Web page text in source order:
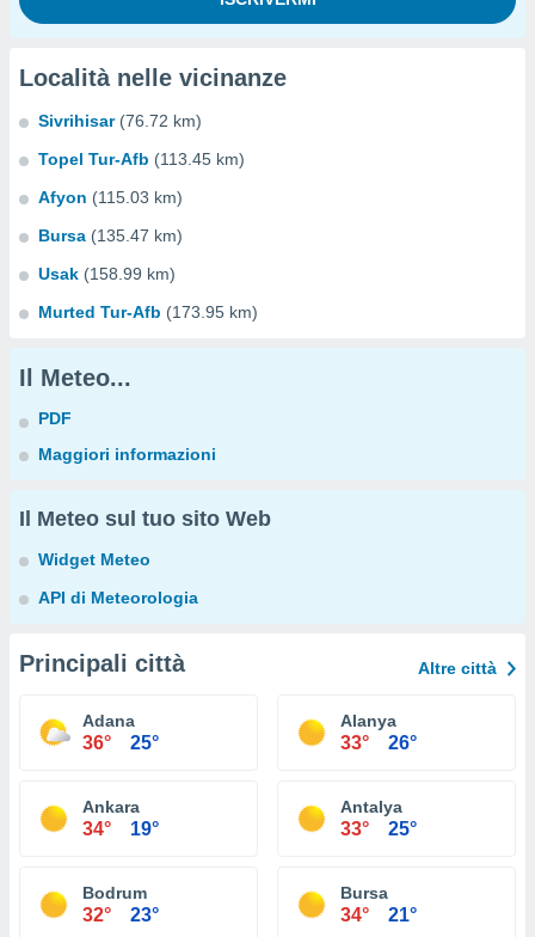
Località nelle vicinanze
Sivrihisar (76.72 km)
Topel Tur-Afb (113.45 km)
Afyon (115.03 km)
Bursa (135.47 km)
Usak (158.99 km)
Murted Tur-Afb (173.95 km)
Il Meteo...
PDF
Maggiori informazioni
Il Meteo sul tuo sito Web
Widget Meteo
API di Meteorologia
Principali città Altre città
Adana
36° 25°
Alanya
33° 26°
Ankara
34° 19°
Antalya
33° 25°
Bodrum
32° 23°
Bursa
34° 21°